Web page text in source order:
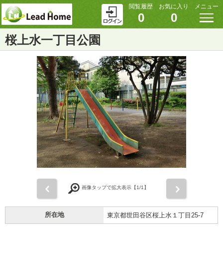
閲覧履歴
0
お気に入り
0
メニュー
桜上水一丁目公園
画像タップで拡大表示【1/1】
所在地 東京都世田谷区桜上水１丁目25-7